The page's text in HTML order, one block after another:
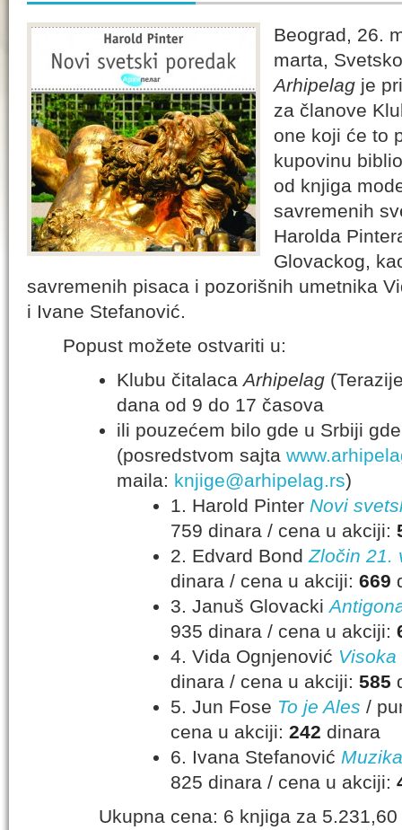
Beograd, 26.
marta,
Arhipelag je
za članove
one koji će to
kupovinu
od knjiga
savremenih
Harolda
Glovackog,
savremenih pisaca i pozorišnih umetnika
i Ivane Stefanović.
Popust možete ostvariti u:
Klubu čitalacaArhipelag
dana od 9 do 17 časova
ili pouzećem bilo gde u Srbiji
(posredstvom sajta
maila: knjige@arhipelag.rs)
1. Harold Pinter Novi
759 dinara / cena u akciji:
2. Edvard Bond Zločin 21.
dinara / cena u akciji: 669
3. Januš Glovacki
935 dinara / cena u akciji:
4. Vida Ognjenović
dinara / cena u akciji: 585
5. Jun Fose To je Ales /
cena u akciji: 242 dinara
6. Ivana Stefanović
825 dinara / cena u akciji:
Ukupna cena: 6 knjiga za